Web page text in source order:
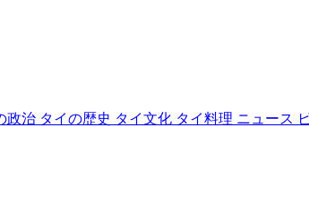
政治 タイの歴史 タイ文化 タイ料理 ニュース